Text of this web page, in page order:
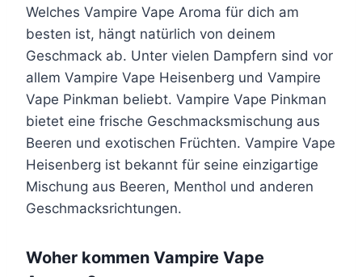
Welches Vampire Vape Aroma für dich am
besten ist, hängt natürlich von deinem
Geschmack ab. Unter vielen Dampfern sind vor
allem Vampire Vape Heisenberg und Vampire
Vape Pinkman beliebt. Vampire Vape Pinkman
bietet eine frische Geschmacksmischung aus
Beeren und exotischen Früchten. Vampire Vape
Heisenberg ist bekannt für seine einzigartige
Mischung aus Beeren, Menthol und anderen
Geschmacksrichtungen.
Woher kommen Vampire Vape